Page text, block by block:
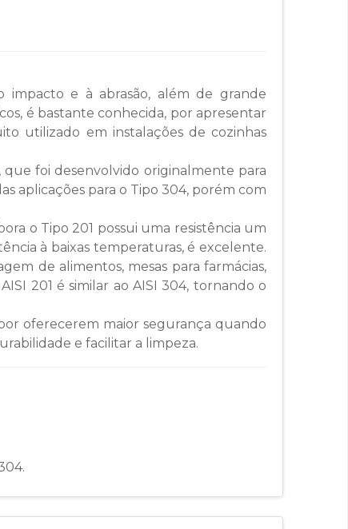
e à abrasão, além de grande
é bastante conhecida, por apresentar
utilizado em instalações de cozinhas
foi desenvolvido originalmente para
aplicações para o Tipo 304, porém com
o Tipo 201 possui uma resistência um
à baixas temperaturas, é excelente.
de alimentos, mesas para farmácias,
201 é similar ao AISI 304, tornando o
oferecerem maior segurança quando
e facilitar a limpeza.